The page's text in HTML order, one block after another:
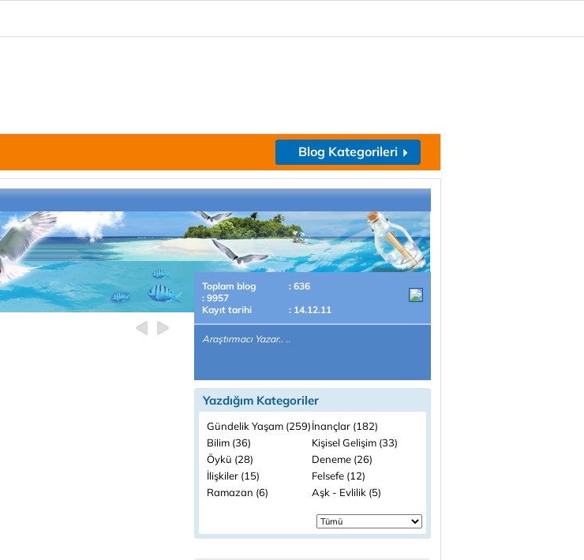
Blog Kategorileri
Toplam blog
: 636
: 9957
Kayıt tarihi
: 14.12.11
Araştırmacı Yazar.. ..
Yazdığım Kategoriler
Gündelik Yaşam (259)İnançlar (182)
Bilim (36)
Kişisel Gelişim (33)
Öykü (28)
Deneme (26)
İlişkiler (15)
Felsefe (12)
Ramazan (6)
Aşk - Evlilik (5)